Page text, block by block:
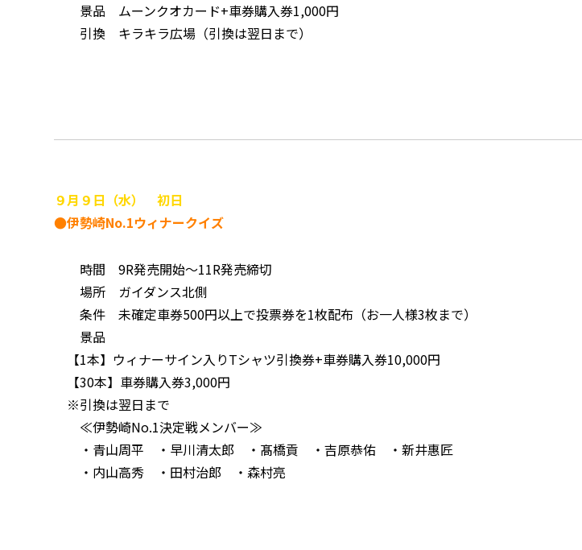
景品 ムーンクオカード+車券購入券1,000円
引換 キラキラ広場（引換は翌日まで）
９月９日（水） 初日
●伊勢崎No.1ウィナークイズ
時間 9R発売開始～11R発売締切
場所 ガイダンス北側
条件 未確定車券500円以上で投票券を1枚配布（お一人様3枚まで）
景品
【1本】ウィナーサイン入りTシャツ引換券+車券購入券10,000円
【30本】車券購入券3,000円
※引換は翌日まで
≪伊勢崎No.1決定戦メンバー≫
・青山周平 ・早川清太郎 ・髙橋貢 ・吉原恭佑 ・新井惠匠
・内山高秀 ・田村治郎 ・森村亮